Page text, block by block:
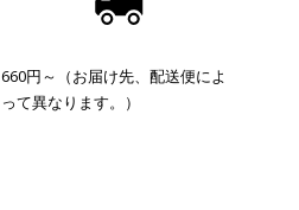
660円～（お届け先、配送便によ
って異なります。）